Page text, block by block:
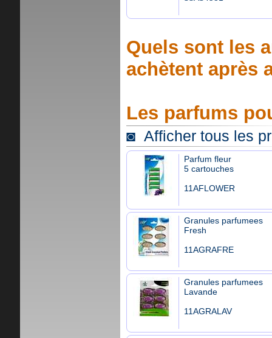
Quels sont les
achètent après
Les parfums
◙ Afficher tous les
Parfum fleur
5 cartouches
11AFLOWER
Granules parfumees
Fresh
11AGRAFRE
Granules parfumees
Lavande
11AGRALAV